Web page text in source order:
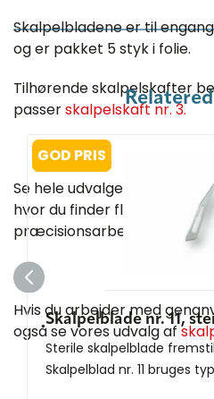
Skalpelbladene er til
og er pakket 5 styk i folie.
Tilhørende skalpelskafter
passerskalpelskaft nr. 3.
Se hele udvalget af
hvor du finder flere
præcisionsarbejde.
Hvis du arbejder med
også se vores udvalg af
GOD PRIS
Skalpelblade nr. 11,
Sterile skalpelblade
Skalpelblad nr. 11 bruges